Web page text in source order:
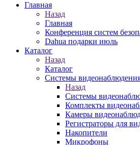
Главная
Назад
Главная
Конференция систем
Dahua подарки июль
Каталог
Назад
Каталог
Системы
Назад
Системы
Комплекты
Камеры
Регистраторы для
Накопители
Микрофоны